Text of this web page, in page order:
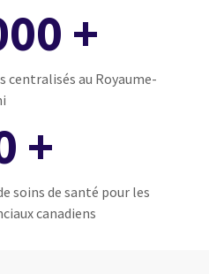
+
centralisés au Royaume-
+
soins de santé pour les
canadiens